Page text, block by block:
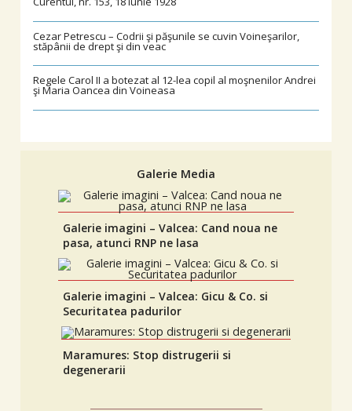
Cezar Petrescu – Codrii şi păşunile se cuvin Voineşarilor,
stăpânii de drept şi din veac
Regele Carol II a botezat al 12-lea copil al moşnenilor Andrei
şi Maria Oancea din Voineasa
Galerie Media
Galerie imagini – Valcea: Cand noua ne
pasa, atunci RNP ne lasa
Galerie imagini – Valcea: Gicu & Co. si
Securitatea padurilor
Maramures: Stop distrugerii si
degenerarii